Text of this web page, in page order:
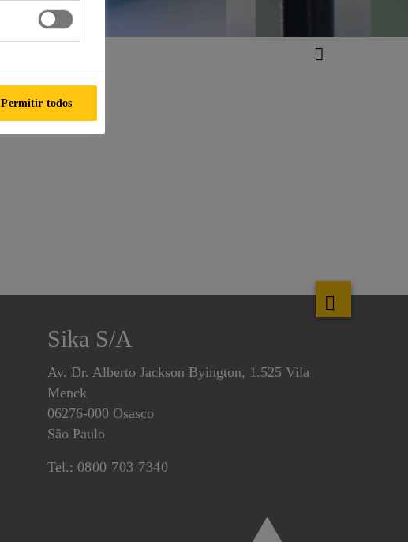
Sika S/A
Av. Dr. Alberto Jackson Byington, 1.525 Vila
Menck
06276-000 Osasco
São Paulo
Tel.: 0800 703 7340
Permitir todos